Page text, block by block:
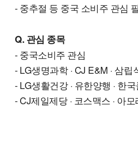
- 중추절 등 중국 소비주 관심
Q. 관심 종목
- 중국소비주 관심
- LG생명과학 · CJ E&M · 삼립
- LG생활건강 · 유한양행 · 한
- CJ제일제당 · 코스맥스 · 아